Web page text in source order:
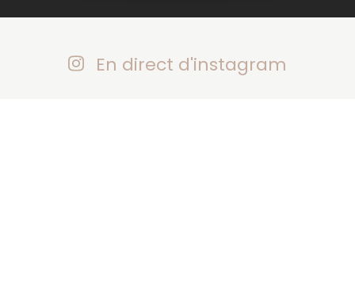
En direct d'instagram